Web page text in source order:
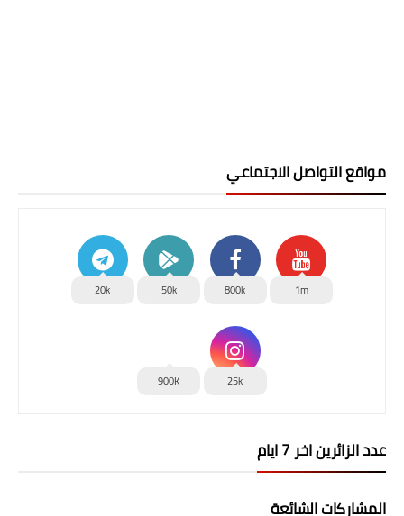
مواقع التواصل الاجتماعي
1m
800k
50k
20k
25k
900K
عدد الزائرين اخر 7 ايام
المشاركات الشائعة